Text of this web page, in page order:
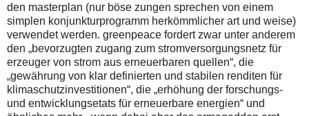
den masterplan (nur böse zungen sprechen von einem
simplen konjunkturprogramm herkömmlicher art und weise)
verwendet werden. greenpeace fordert zwar unter anderem
den „bevorzugten zugang zum stromversorgungsnetz für
erzeuger von strom aus erneuerbaren quellen“, die
„gewährung von klar definierten und stabilen renditen für
klimaschutzinvestitionen“, die „erhöhung der forschungs-
und entwicklungsetats für erneuerbare energien“ und